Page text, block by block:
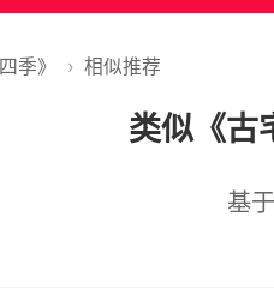
季》 › 相似推荐
类似《古
基